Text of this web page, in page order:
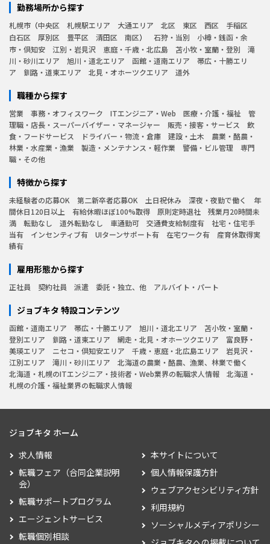
勤務場所から探す
札幌市 中央区 札幌駅エリア 大通エリア 北区 東区 西区
手稲区
白石区
厚別区 豊平区 清田区 南区 石狩・当別
小樽・銭函・余
市・倶知安
江別・岩見沢 恵庭・千歳・北広島 苫小牧・室蘭・登別
滝
川・砂川エリア
旭川・道北エリア 函館・道南エリア
帯広・十勝エリ
ア
釧路・道東エリア 北見・オホーツクエリア 道外
職種から探す
営業 事務・オフィスワーク ITエンジニア・Web 医療・介護・福祉
管
理職・店長・スーパーバイザー・マネージャー
販売・接客・サービス
飲
食・フードサービス
ドライバー・物流・倉庫 建設・土木
農業・酪農・
林業・水産業・漁業
製造・メンテナンス・軽作業 警備・ビル管理
専門
職・その他
特徴から探す
未経験者の応募OK 第二新卒者応募OK 土日祝休み 深夜・夜勤で働く
年
間休日120日以上
有給休暇ほぼ100%取得 原則定時退社
残業月20時間未
満
転勤なし 道外転勤なし 車通勤可 交通費支給制度有
社宅・住宅手
当有
インセンティブ有 UIターンサポート有 在宅ワーク有
産育休取得実
績有
雇用形態から探す
正社員 契約社員 派遣 委託・独立、他 アルバイト・パート
ジョブキタ 特設コンテンツ
函館・道南エリア 帯広・十勝エリア 旭川・道北エリア
苫小牧・室蘭・
登別エリア
釧路・道東エリア 網走・北見・オホーツクエリア
富良野・
美瑛エリア
ニセコ・倶知安エリア 千歳・恵庭・北広島エリア
岩見沢・
江別エリア
滝川・砂川エリア
北海道の農業・酪農、漁業、林業で働く
北海道・札幌のITエンジニア・技術者・Web業界の転職求人情報
北海道・
札幌の介護・福祉業界の転職求人情報
ジョブキタ ホーム
求人情報
転職フェア（合同企業説明
会）
転職サポートプログラム
エージェントサービス
転職個別相談
本サイトについて
個人情報保護方針
ウェブアクセシビリティ方針
利用規約
ソーシャルメディアポリシー